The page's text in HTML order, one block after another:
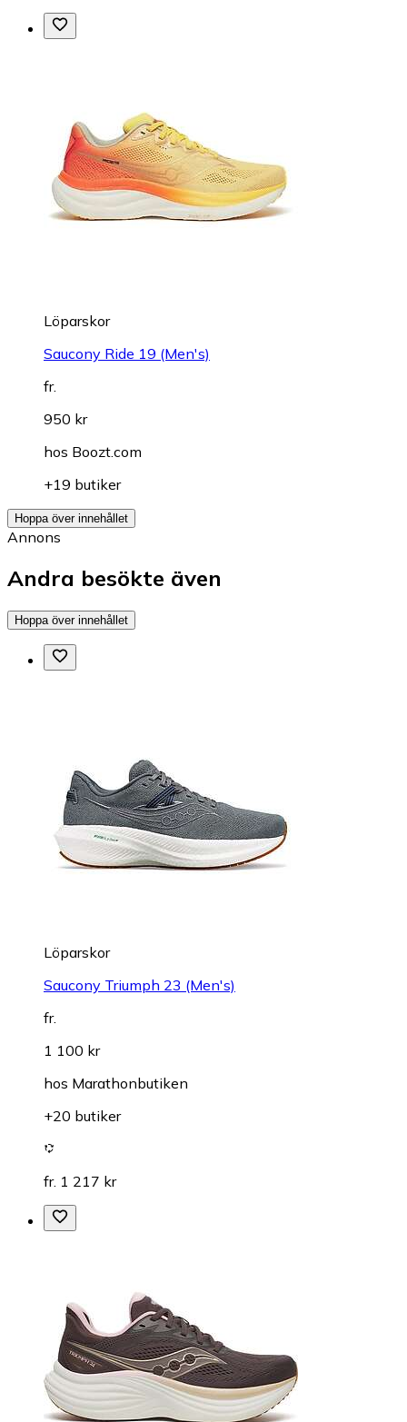
Löparskor
Saucony Ride 19 (Men's)
fr.
950 kr
hos Boozt.com
+19 butiker
Hoppa över innehållet
Annons
Andra besökte även
Hoppa över innehållet
Löparskor
Saucony Triumph 23 (Men's)
fr.
1 100 kr
hos Marathonbutiken
+20 butiker
fr. 1 217 kr